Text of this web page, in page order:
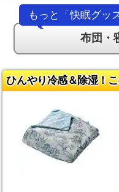
もっと「快眠グッ
布団・
ひんやり冷感＆除湿！